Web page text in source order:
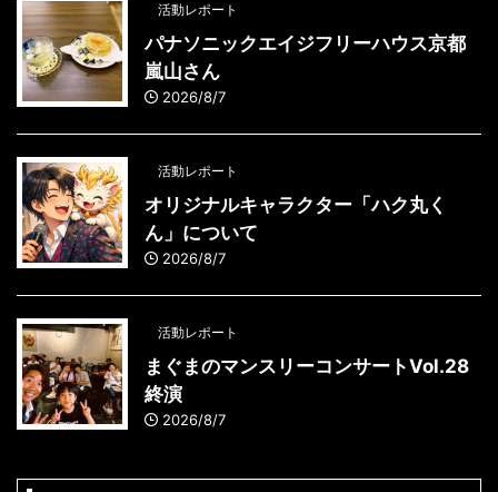
活動レポート
パナソニックエイジフリーハウス京都
嵐山さん
2026/8/7
活動レポート
オリジナルキャラクター「ハク丸く
ん」について
2026/8/7
活動レポート
まぐまのマンスリーコンサートVol.28
終演
2026/8/7